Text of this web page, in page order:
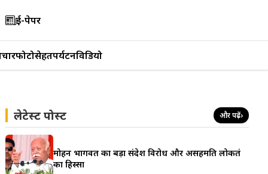
ई-पेपर
फोटोसेहतपर्यटनविडियो
लेटेस्ट पोस्ट और पढ़ें›
मोहन भागवत का बड़ा संदेश विरोध और असहमति लोकतंत्र
का हिस्सा